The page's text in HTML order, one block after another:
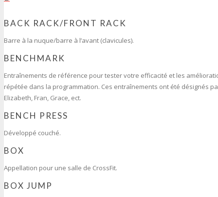
BACK RACK/FRONT RACK
Barre à la nuque/barre à l’avant (clavicules).
BENCHMARK
Entraînements de référence pour tester votre efficacité et les
répétée dans la programmation. Ces entraînements ont été désignés
Elizabeth, Fran, Grace, ect.
BENCH PRESS
Développé couché.
BOX
Appellation pour une salle de CrossFit.
BOX JUMP